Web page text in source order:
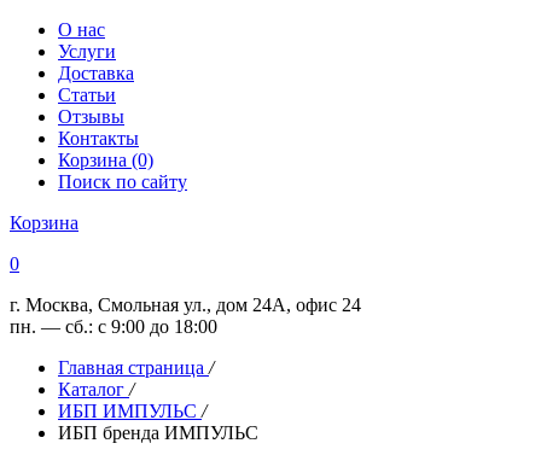
О нас
Услуги
Доставка
Статьи
Отзывы
Контакты
Корзина (0)
Поиск по сайту
Корзина
0
г. Москва, Смольная ул., дом 24А, офис 24
пн. — сб.: с 9:00 до 18:00
Главная страница /
Каталог /
ИБП ИМПУЛЬС /
ИБП бренда ИМПУЛЬС